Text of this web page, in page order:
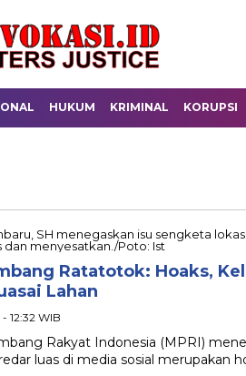
HUKUM KRIMINAL KORUPSI
Ratatotok: Hoaks,
Lahan
12:32 WIB
Rakyat Indonesia (MPRI)
luas di media sosial merupakan